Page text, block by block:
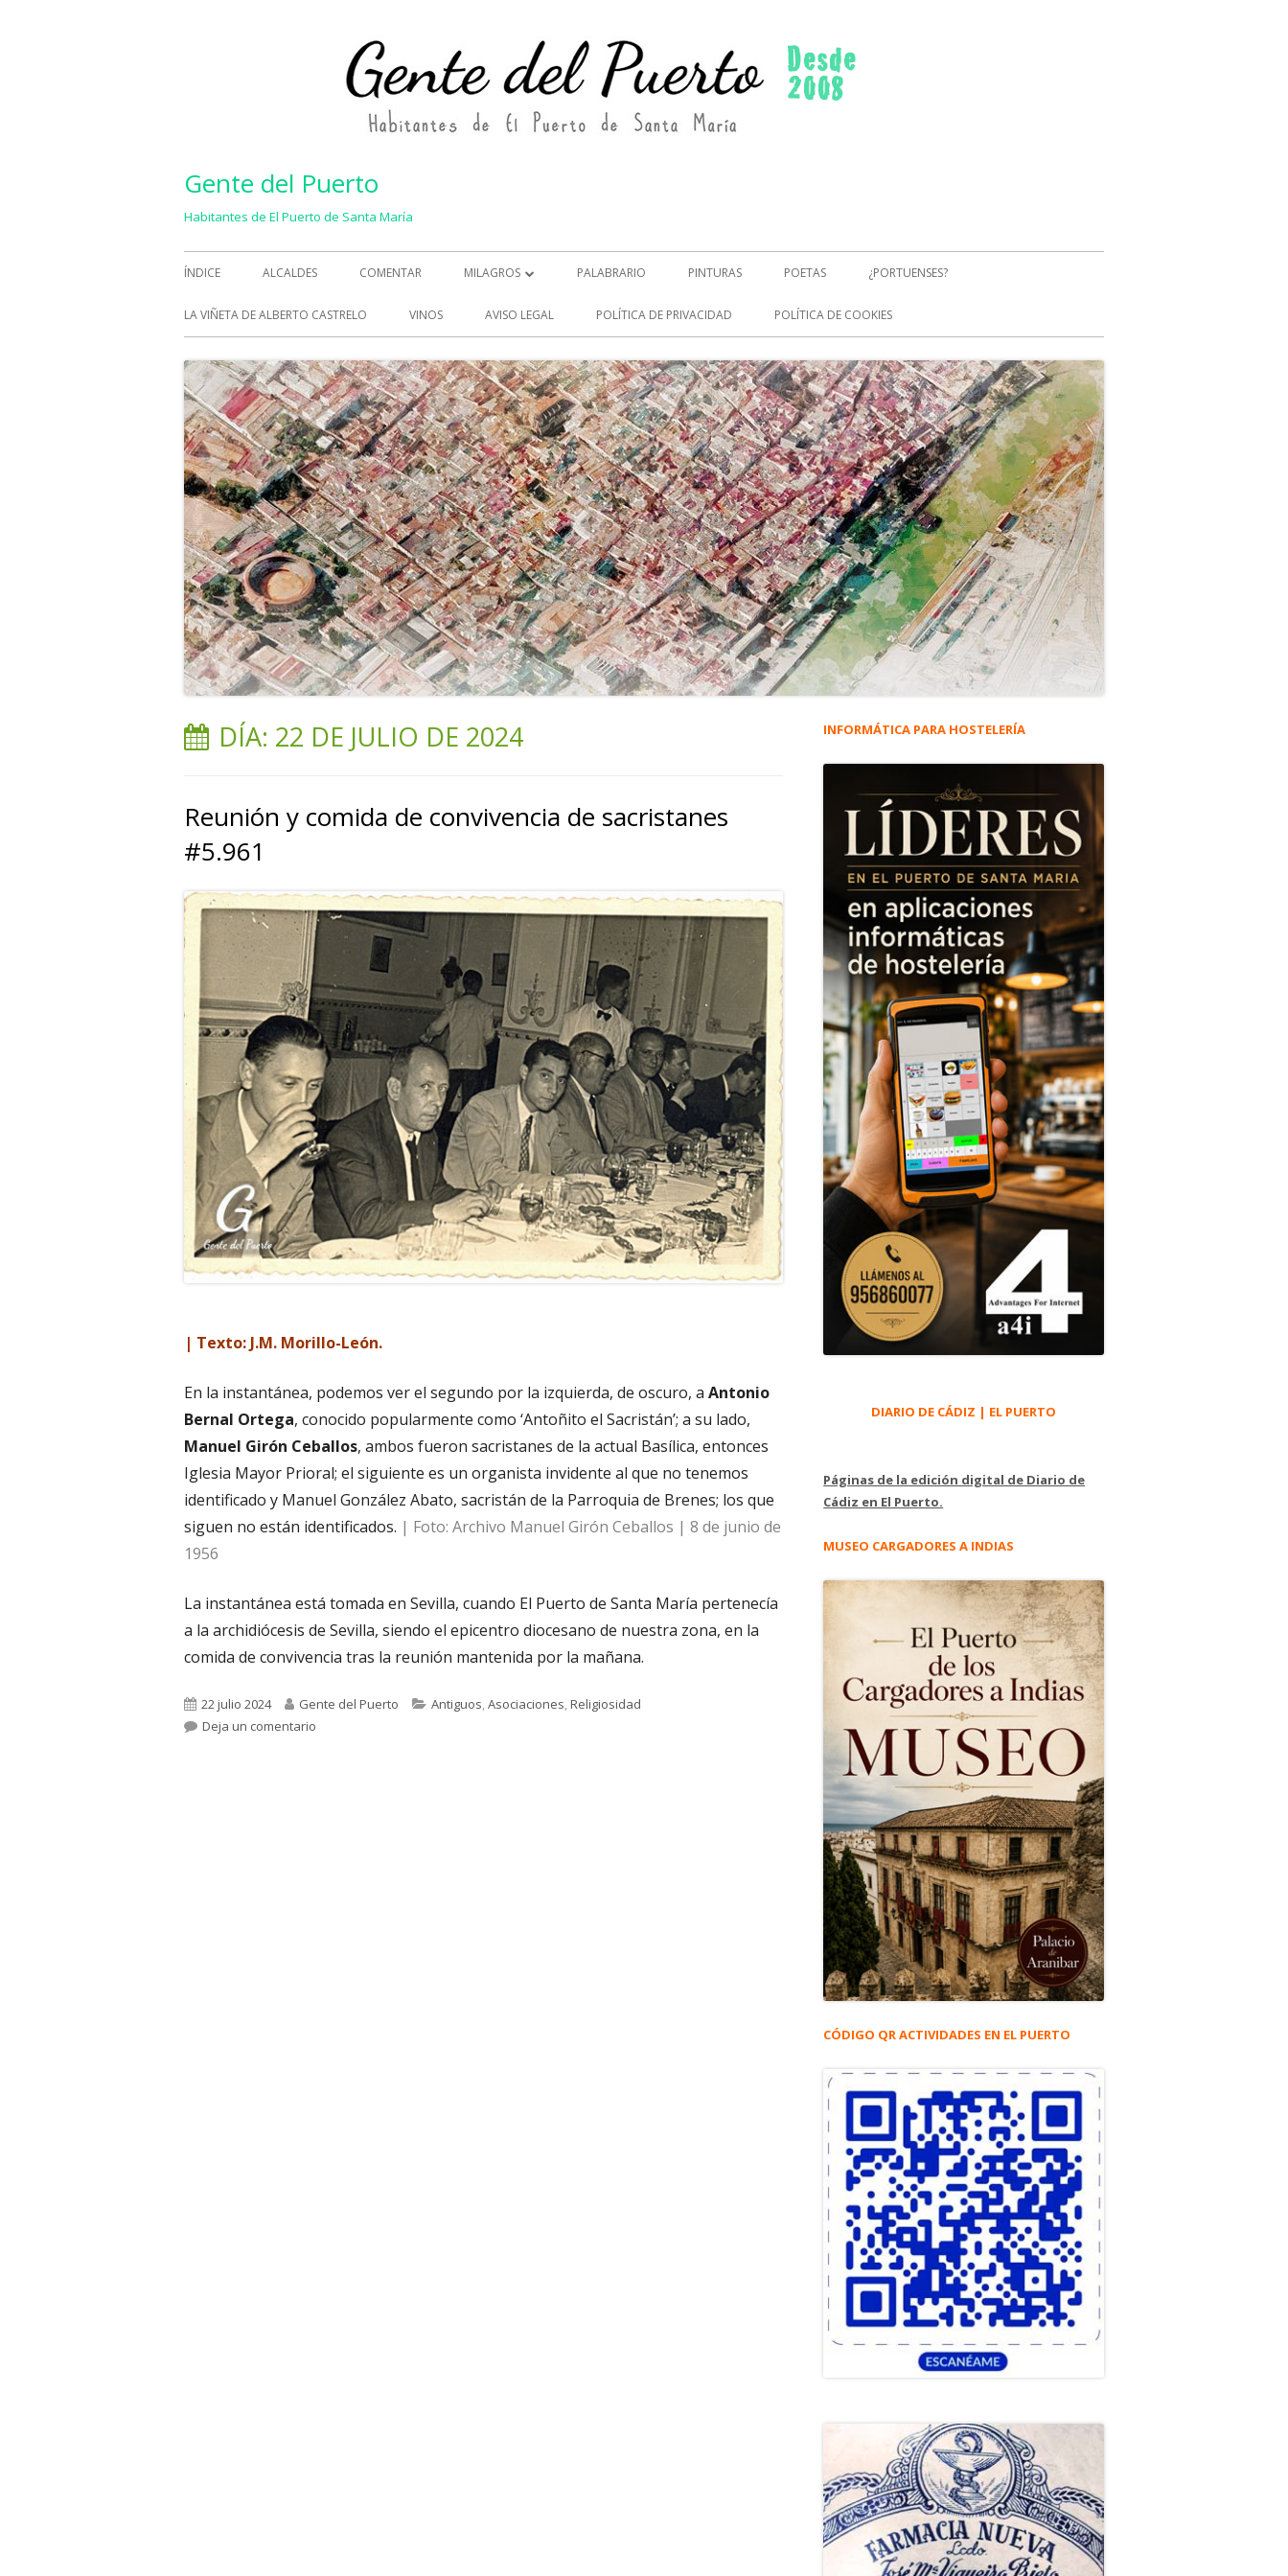
Gente del Puerto
Habitantes de El Puerto de Santa María
Menú
principal
ÍNDICE ALCALDES COMENTAR MILAGROS
MILAGROS (2)
PALABRARIO PINTURAS POETAS ¿PORTUENSES?
LA VIÑETA DE ALBERTO CASTRELO VINOS AVISO LEGAL POLÍTICA DE PRIVACIDAD POLÍTICA DE COOKIES
DÍA: 22 DE JULIO DE 2024
Reunión y comida de convivencia de sacristanes
#5.961
| Texto: J.M. Morillo-León.
En la instantánea, podemos ver el segundo por la izquierda, de oscuro, a Antonio
Bernal Ortega, conocido popularmente como ‘Antoñito el Sacristán’; a su lado,
Manuel Girón Ceballos, ambos fueron sacristanes de la actual Basílica, entonces
Iglesia Mayor Prioral; el siguiente es un organista invidente al que no tenemos
identificado y Manuel González Abato, sacristán de la Parroquia de Brenes; los que
siguen no están identificados. | Foto: Archivo Manuel Girón Ceballos | 8 de junio de
1956
La instantánea está tomada en Sevilla, cuando El Puerto de Santa María pertenecía
a la archidiócesis de Sevilla, siendo el epicentro diocesano de nuestra zona, en la
comida de convivencia tras la reunión mantenida por la mañana.
Publicado
el
22 julio 2024 Autor
Gente del Puerto Categorías
Antiguos,Asociaciones,Religiosidad
Deja un comentario
Barra
principal
INFORMÁTICA PARA HOSTELERÍA
DIARIO DE CÁDIZ | EL PUERTO
Páginas de la edición digital de Diario de
Cádiz en El Puerto.
MUSEO CARGADORES A INDIAS
CÓDIGO QR ACTIVIDADES EN EL PUERTO